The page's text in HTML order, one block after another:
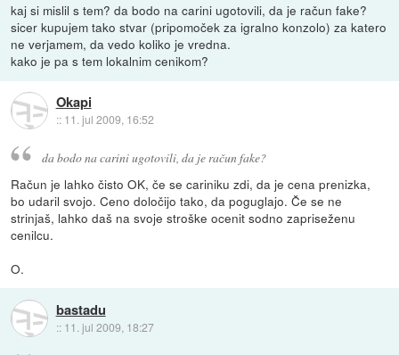
kaj si mislil s tem? da bodo na carini ugotovili, da je račun fake?
sicer kupujem tako stvar (pripomoček za igralno konzolo) za katero
ne verjamem, da vedo koliko je vredna.
kako je pa s tem lokalnim cenikom?
Okapi
:: 11. jul 2009, 16:52
da bodo na carini ugotovili, da je račun fake?
Račun je lahko čisto OK, če se cariniku zdi, da je cena prenizka,
bo udaril svojo. Ceno določijo tako, da poguglajo. Če se ne
strinjaš, lahko daš na svoje stroške ocenit sodno zapriseženu
cenilcu.
O.
bastadu
:: 11. jul 2009, 18:27